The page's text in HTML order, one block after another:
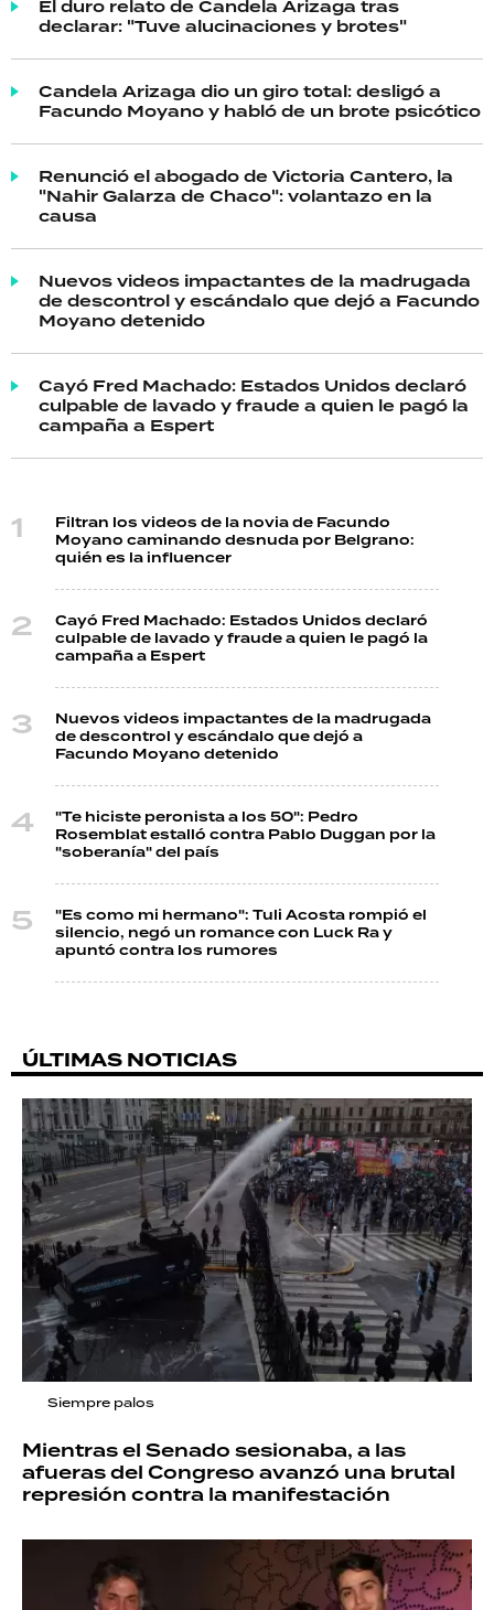
El duro relato de Candela Arizaga tras
declarar: "Tuve alucinaciones y brotes"
Candela Arizaga dio un giro total: desligó a
Facundo Moyano y habló de un brote psicótico
Renunció el abogado de Victoria Cantero, la
"Nahir Galarza de Chaco": volantazo en la
causa
Nuevos videos impactantes de la madrugada
de descontrol y escándalo que dejó a Facundo
Moyano detenido
Cayó Fred Machado: Estados Unidos declaró
culpable de lavado y fraude a quien le pagó la
campaña a Espert
Filtran los videos de la novia de Facundo
Moyano caminando desnuda por Belgrano:
quién es la influencer
Cayó Fred Machado: Estados Unidos declaró
culpable de lavado y fraude a quien le pagó la
campaña a Espert
Nuevos videos impactantes de la madrugada
de descontrol y escándalo que dejó a
Facundo Moyano detenido
"Te hiciste peronista a los 50": Pedro
Rosemblat estalló contra Pablo Duggan por la
"soberanía" del país
"Es como mi hermano": Tuli Acosta rompió el
silencio, negó un romance con Luck Ra y
apuntó contra los rumores
ÚLTIMAS NOTICIAS
Siempre palos
Mientras el Senado sesionaba, a las
afueras del Congreso avanzó una brutal
represión contra la manifestación